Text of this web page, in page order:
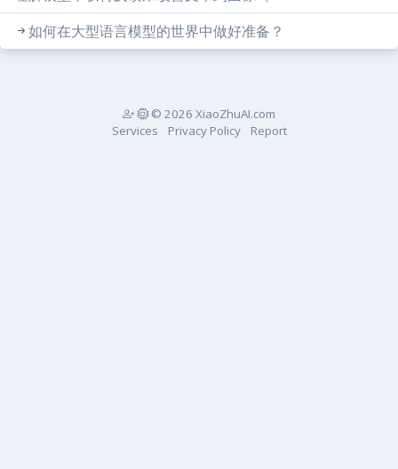
如何在大型语言模型的世界中做好准备？
© 2026 XiaoZhuAI.com
Services
Privacy Policy Report